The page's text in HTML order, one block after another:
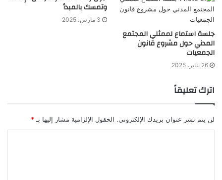
جلسة استماع لممثلي المجتمع
المدني حول مشروع قانون
الجمعيات
26 يناير، 2025
وتمسك بالمبدأ
3 مارس، 2025
اترك تعليقاً
لن يتم نشر عنوان بريدك الإلكتروني. الحقول الإلزامية مشار إليها بـ *